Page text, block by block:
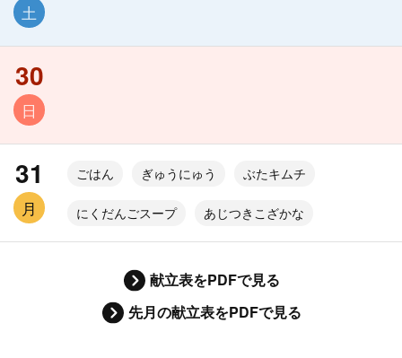
土
30
日
31
月
ごはん ぎゅうにゅう ぶたキムチ
にくだんごスープ あじつきこざかな
献立表をPDFで見る
先月の献立表をPDFで見る